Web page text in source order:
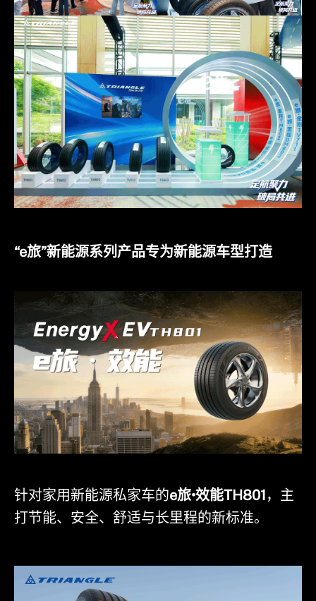
“e旅”新能源系列产品专为新能源车型打造
针对家用新能源私家车的e旅•效能TH801，主
打节能、安全、舒适与长里程的新标准。